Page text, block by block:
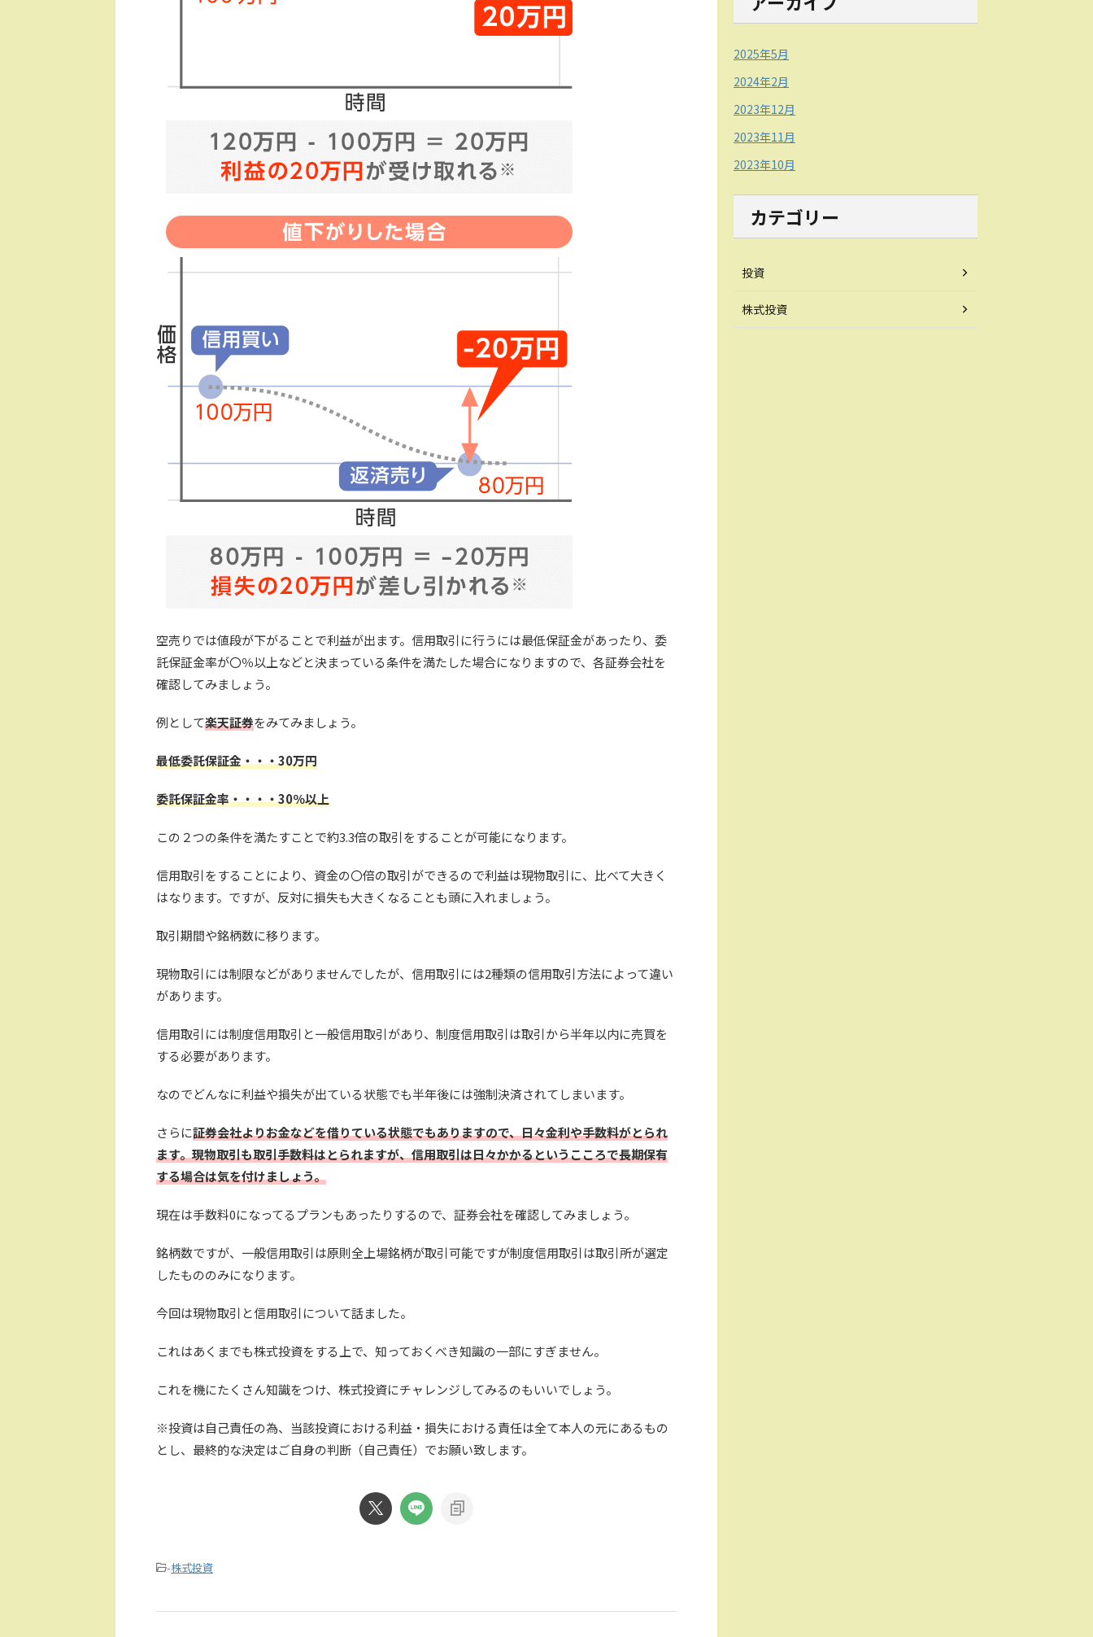
空売りでは値段が下がることで利益が出ます。信用取引に行うには最低保証金があったり、委
託保証金率が〇％以上などと決まっている条件を満たした場合になりますので、各証券会社を
確認してみましょう。
例として楽天証券をみてみましょう。
最低委託保証金・・・30万円
委託保証金率・・・・30％以上
この２つの条件を満たすことで約3.3倍の取引をすることが可能になります。
信用取引をすることにより、資金の〇倍の取引ができるので利益は現物取引に、比べて大きく
はなります。ですが、反対に損失も大きくなることも頭に入れましょう。
取引期間や銘柄数に移ります。
現物取引には制限などがありませんでしたが、信用取引には2種類の信用取引方法によって違い
があります。
信用取引には制度信用取引と一般信用取引があり、制度信用取引は取引から半年以内に売買を
する必要があります。
なのでどんなに利益や損失が出ている状態でも半年後には強制決済されてしまいます。
さらに証券会社よりお金などを借りている状態でもありますので、日々金利や手数料がとられ
ます。現物取引も取引手数料はとられますが、信用取引は日々かかるというこころで長期保有
する場合は気を付けましょう。
現在は手数料0になってるプランもあったりするので、証券会社を確認してみましょう。
銘柄数ですが、一般信用取引は原則全上場銘柄が取引可能ですが制度信用取引は取引所が選定
したもののみになります。
今回は現物取引と信用取引について話ました。
これはあくまでも株式投資をする上で、知っておくべき知識の一部にすぎません。
これを機にたくさん知識をつけ、株式投資にチャレンジしてみるのもいいでしょう。
※投資は自己責任の為、当該投資における利益・損失における責任は全て本人の元にあるもの
とし、最終的な決定はご自身の判断（自己責任）でお願い致します。
-株式投資
2025年5月
2024年2月
2023年12月
2023年11月
2023年10月
カテゴリー
投資
株式投資